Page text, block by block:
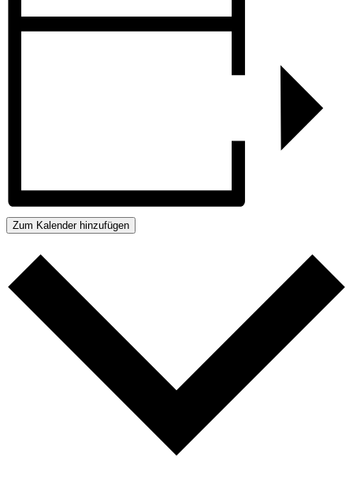
Zum Kalender hinzufügen